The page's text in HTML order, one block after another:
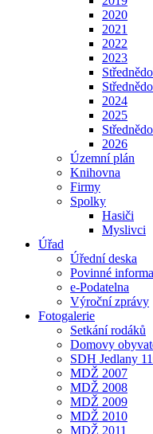
2020
2021
2022
2023
2024
2025
2026
Územní plán
Knihovna
Firmy
Spolky
Hasiči
Myslivci
Úřad
Úřední deska
Povinné
e-Podatelna
Výroční zprávy
Fotogalerie
Setkání rodáků
Domovy
SDH Jedlany
MDŽ 2007
MDŽ 2008
MDŽ 2009
MDŽ 2010
MDŽ 2011